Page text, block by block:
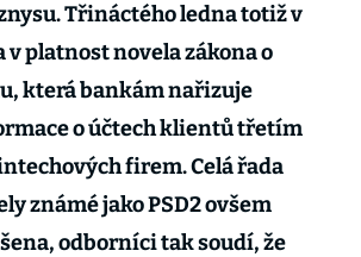
Třináctého ledna totiž v
v platnost novela zákona o
která bankám nařizuje
o účtech klientů třetím
firem. Celá řada
známé jako PSD2 ovšem
odborníci tak soudí, že